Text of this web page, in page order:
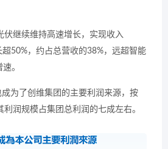
伏继续维持高速增长，实现收入
50%，约占总营收的38%，远超智能
。
为了创维集团的主要利润来源，按
润规模占集团总利润的七成左右。